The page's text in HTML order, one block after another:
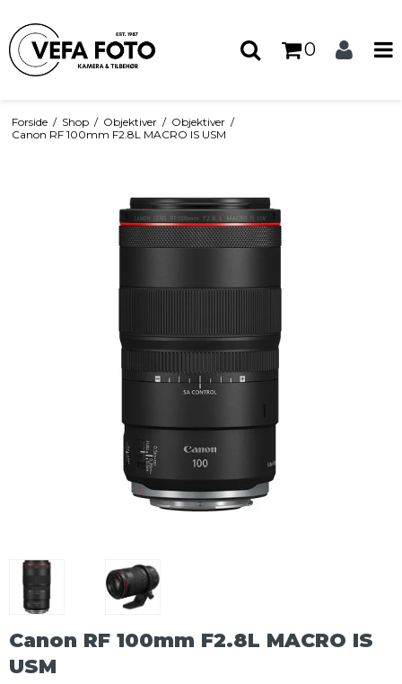
0
Forside / Shop / Objektiver / Objektiver /
Canon RF 100mm F2.8L MACRO IS USM
Canon RF 100mm F2.8L MACRO IS
USM